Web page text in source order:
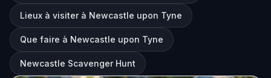
Lieux à visiter à Newcastle upon Tyne
Que faire à Newcastle upon Tyne
Newcastle Scavenger Hunt